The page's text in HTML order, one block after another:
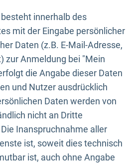
innerhalb des
mit der Eingabe persönlicher
Daten (z.B. E-Mail-Adresse,
zur Anmeldung bei "Mein
die Angabe dieser Daten
und Nutzer ausdrücklich
Daten werden von
nicht an Dritte
Inanspruchnahme aller
ist, soweit dies technisch
ist, auch ohne Angabe